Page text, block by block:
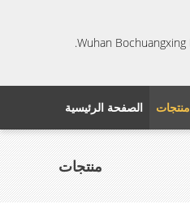
الصفحة الرئيسية منتجات
منتجات